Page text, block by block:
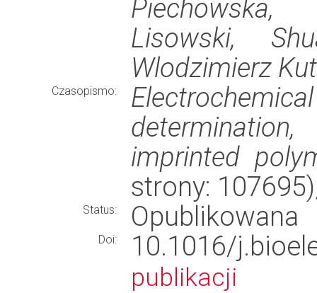
Lisowski,
Wlodzimierz
Czasopismo:
imprinted
strony:
Status: Opublikowana
Doi: 10.1016/
publikacji